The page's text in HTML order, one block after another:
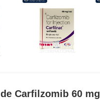
Carfilzomib 60 mg